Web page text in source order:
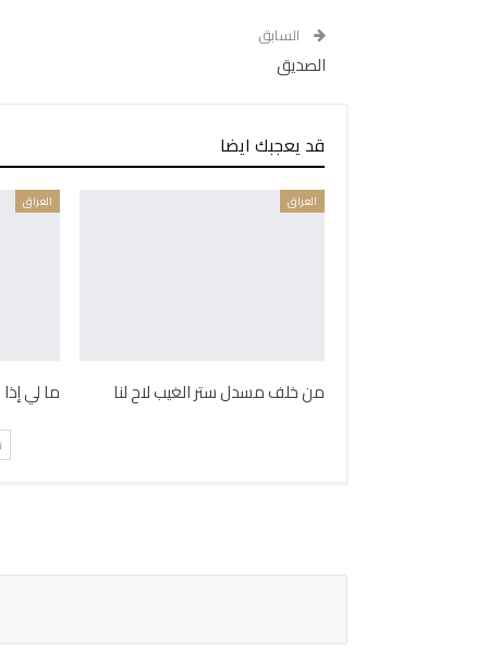
السابق
الصديق
قد يعجبك ايضا
العراق
من خلف مسدل ستر الغيب لاح لنا
العراق
ما لي